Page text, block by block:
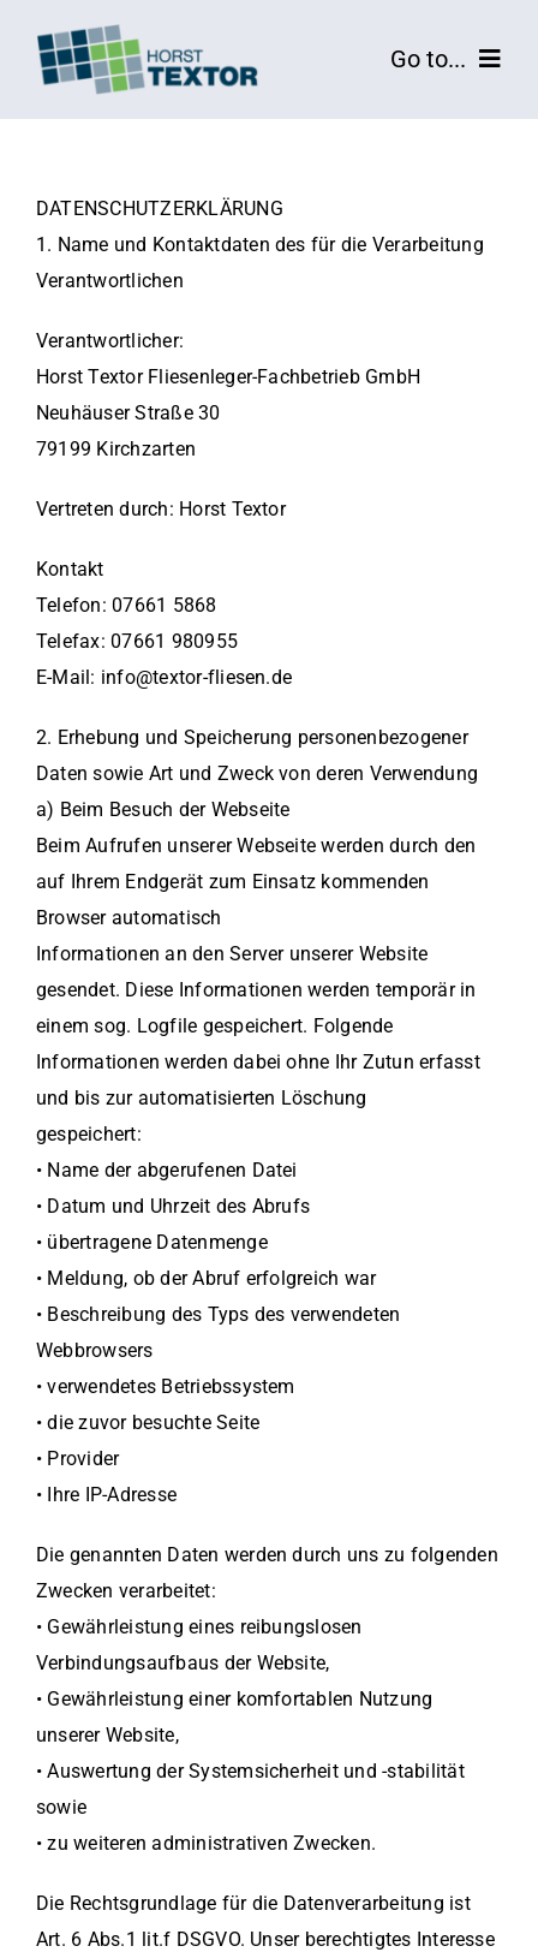
Inhalt
springen
Go to...
Referenzen
Kontakt
DATENSCHUTZERKLÄRUNG
1. Name und Kontaktdaten des für die Verarbeitung
Verantwortlichen
Verantwortlicher:
Horst Textor Fliesenleger-Fachbetrieb GmbH
Neuhäuser Straße 30
79199 Kirchzarten
Vertreten durch: Horst Textor
Kontakt
Telefon: 07661 5868
Telefax: 07661 980955
E-Mail: info@textor-fliesen.de
2. Erhebung und Speicherung personenbezogener
Daten sowie Art und Zweck von deren Verwendung
a) Beim Besuch der Webseite
Beim Aufrufen unserer Webseite werden durch den
auf Ihrem Endgerät zum Einsatz kommenden
Browser automatisch
Informationen an den Server unserer Website
gesendet. Diese Informationen werden temporär in
einem sog. Logfile gespeichert. Folgende
Informationen werden dabei ohne Ihr Zutun erfasst
und bis zur automatisierten Löschung
gespeichert:
• Name der abgerufenen Datei
• Datum und Uhrzeit des Abrufs
• übertragene Datenmenge
• Meldung, ob der Abruf erfolgreich war
• Beschreibung des Typs des verwendeten
Webbrowsers
• verwendetes Betriebssystem
• die zuvor besuchte Seite
• Provider
• Ihre IP-Adresse
Die genannten Daten werden durch uns zu folgenden
Zwecken verarbeitet:
• Gewährleistung eines reibungslosen
Verbindungsaufbaus der Website,
• Gewährleistung einer komfortablen Nutzung
unserer Website,
• Auswertung der Systemsicherheit und -stabilität
sowie
• zu weiteren administrativen Zwecken.
Die Rechtsgrundlage für die Datenverarbeitung ist
Art. 6 Abs.1 lit.f DSGVO. Unser berechtigtes Interesse